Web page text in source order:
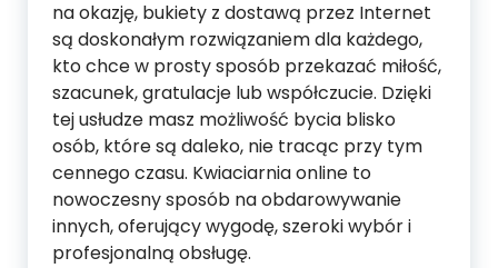
na okazję, bukiety z dostawą przez Internet
są doskonałym rozwiązaniem dla każdego,
kto chce w prosty sposób przekazać miłość,
szacunek, gratulacje lub współczucie. Dzięki
tej usłudze masz możliwość bycia blisko
osób, które są daleko, nie tracąc przy tym
cennego czasu. Kwiaciarnia online to
nowoczesny sposób na obdarowywanie
innych, oferujący wygodę, szeroki wybór i
profesjonalną obsługę.